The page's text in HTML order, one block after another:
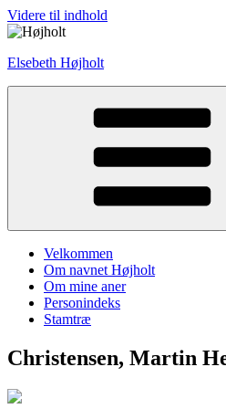
Videre til indhold
Elsebeth Højholt
Velkommen
Om navnet Højholt
Om mine aner
Personindeks
Stamtræ
Christensen, Martin